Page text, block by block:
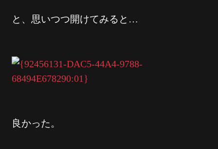
と、思いつつ開けてみると…
良かった。